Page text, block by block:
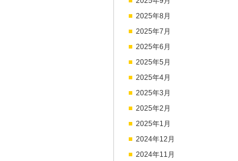
2025年8月
2025年7月
2025年6月
2025年5月
2025年4月
2025年3月
2025年2月
2025年1月
2024年12月
2024年11月